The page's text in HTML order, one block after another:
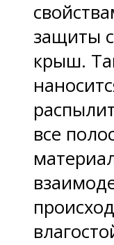
защиты
крыш.
все